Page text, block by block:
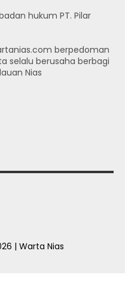
hukum PT. Pilar
berpedoman
selalu berusaha berbagi
Nias
| Warta Nias